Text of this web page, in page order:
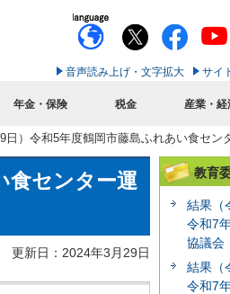
音声読み上げ・文字拡大 サイ
年金・保険 税金 産業・経
日）令和5年度鶴岡市藤島ふれあい食セン
食センター運
更新日：2024年3月29日
教育
結果（
令和7
協議会
結果（
令和7